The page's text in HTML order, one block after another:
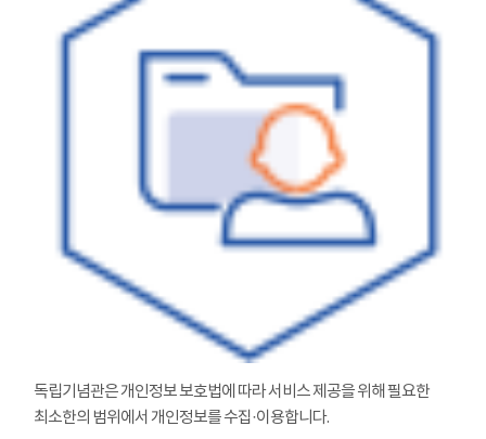
독립기념관은 개인정보 보호법에 따라 서비스 제공을 위해 필요한
최소한의 범위에서 개인정보를 수집·이용합니다.